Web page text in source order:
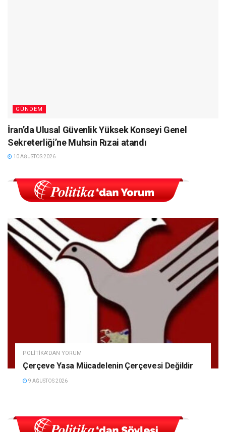
GÜNDEM
İran’da Ulusal Güvenlik Yüksek Konseyi Genel
Sekreterliği’ne Muhsin Rızai atandı
10 AĞUSTOS 2026
POLITIKA'DAN YORUM
Çerçeve Yasa Mücadelenin Çerçevesi Değildir
9 AĞUSTOS 2026